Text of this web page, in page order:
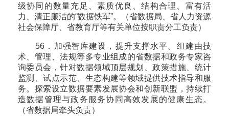
级协同的数量充足、素质优良、结构合理、富有活
力、清正廉洁的“数据铁军”。（省数据局、省人力资源
社会保障厅、省教育厅等有关单位按职责分工负责）
56．加强智库建设，提升支撑水平。组建由技
术、管理、法规等多专业组成的省数据和政务专家咨
询委员会，针对数据领域顶层规划、政策措施、统计
监测、试点示范、生态构建等领域提供技术指导和服
务。探索设立数据要素发展协会和创新联盟，持续打
造数据管理与政务服务协同高效发展的健康生态。
（省数据局牵头负责）